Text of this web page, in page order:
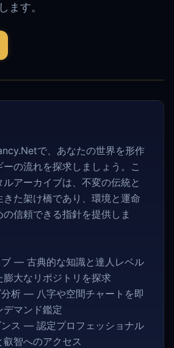
ます。
で、あなたの世界を形作
ーの流れを探求しましょう。こ
アーカイブは、不変の伝統と
た架け橋であり、環境と運命
信頼できる指針を提供しま
— 古典的な知識と達人レベル
大なリポジトリを探求
析 — 八字や空間チャートを即
デマンド鑑定
ス — 認定プロフェッショナル
智へのアクセス